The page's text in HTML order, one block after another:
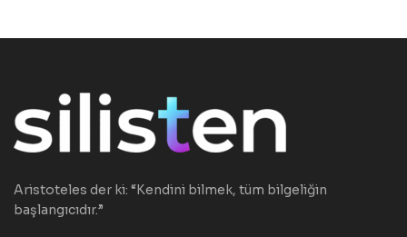
Aristoteles der ki: “Kendini bilmek, tüm bilgeliğin
başlangıcıdır.”